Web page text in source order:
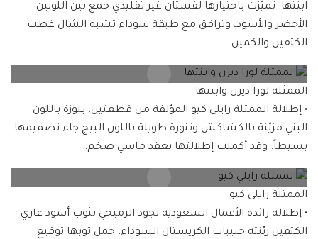
ابنتها. تميّزت باختيارها لفستان غير تقليدي جمع بين اللونين
الأخضر والأسود، وترافق مع طبقة سوداء تشبه الشال غطت
الكتفين والكمين.
الممثلة لورا ديرن وابنتها
• إطلالة الممثلة رايلي كيو المؤلفة من قطعتين: بلوزة باللون
البني مزيّنة بالكشاكش وتنورة طويلة باللون البيج جاء تصميمها
بسيطاً. وقد أكملت إطلالتها بعقد ماسي ضخم.
الممثلة رايلي كيو
• إطلالة رائدة الأعمال السعودية نجود الرميحي بثوب أسود عاري
الكتفين زيّنته حبيبات الكريستال السوداء. حمل ثوبها توقيع